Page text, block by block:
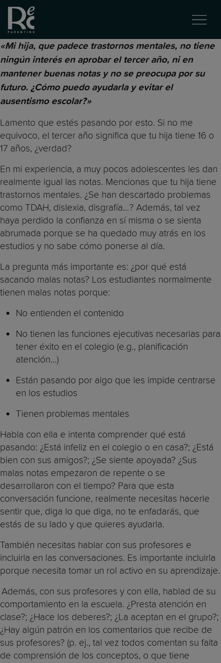
«Mi hija, que padece trastornos mentales, no tiene
ningún interés en aprobar el tercer año, ni en
mantener buenas notas y no se preocupa por su
futuro. ¿Cómo puedo ayudarla y evitar el
ausentismo escolar?»
Lamento que estés pasando por esto. Si no me
equivoco, el tercer año significa que tu hija tiene 16 o
17 años, ¿verdad?
En mi experiencia, a muy pocos adolescentes les dan
realmente igual las notas. Mencionas que tu hija tiene
trastornos mentales. ¿Se han descartado problemas
como TDAH, dislexia, disgrafía…? Además, tal vez
haya perdido la confianza en sí misma o se sienta
abrumada porque se ha quedado muy atrás en los
estudios y no sabe cómo ponerse al día.
La pregunta más importante es: ¿por qué está
sacando malas notas? Los estudiantes normalmente
tienen malas notas porque:
No entienden el contenido
No tienen las funciones ejecutivas necesarias para
tener éxito en el colegio (e.g., planificación
atención…)
Están pasando por algo que les impide centrarse
en los estudios
Tienen problemas mentales
Habla con ella e intenta comprender qué está
pasando: ¿Está infeliz en el colegio o en casa?; ¿Está
bien con sus amigos?; ¿Se siente apoyada? ¿Sus
malas notas empezaron de repente o se
desarrollaron con el tiempo? Para que esta
conversación funcione, realmente necesitas hacerle
sentir que, diga lo que diga, no te enfadarás, que
estás de su lado y que quieres ayudarla.
También necesitas hablar con sus profesores e
incluirla en las conversaciones. Es importante incluirla
porque necesita tomar un rol activo en su aprendizaje.
Además, con sus profesores y con ella, hablad de su
comportamiento en la escuela. ¿Presta atención en
clase?; ¿Hace los deberes?; ¿La aceptan en el grupo?;
¿Hay algún patrón en los comentarios que recibe de
sus profesores? (p. ej., tal vez todos comentan su falta
de comprensión de los conceptos, o que tiene